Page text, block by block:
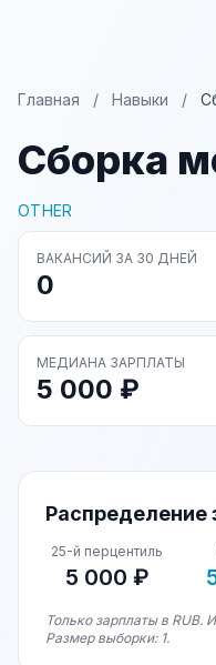
Главная / Навыки /
Сборка
OTHER
ВАКАНСИЙ ЗА 30 ДНЕЙ
0
МЕДИАНА ЗАРПЛАТЫ
5 000 ₽
Распределение
25-й перцентиль
5 000 ₽
Только зарплаты в RUB.
Размер выборки: 1.